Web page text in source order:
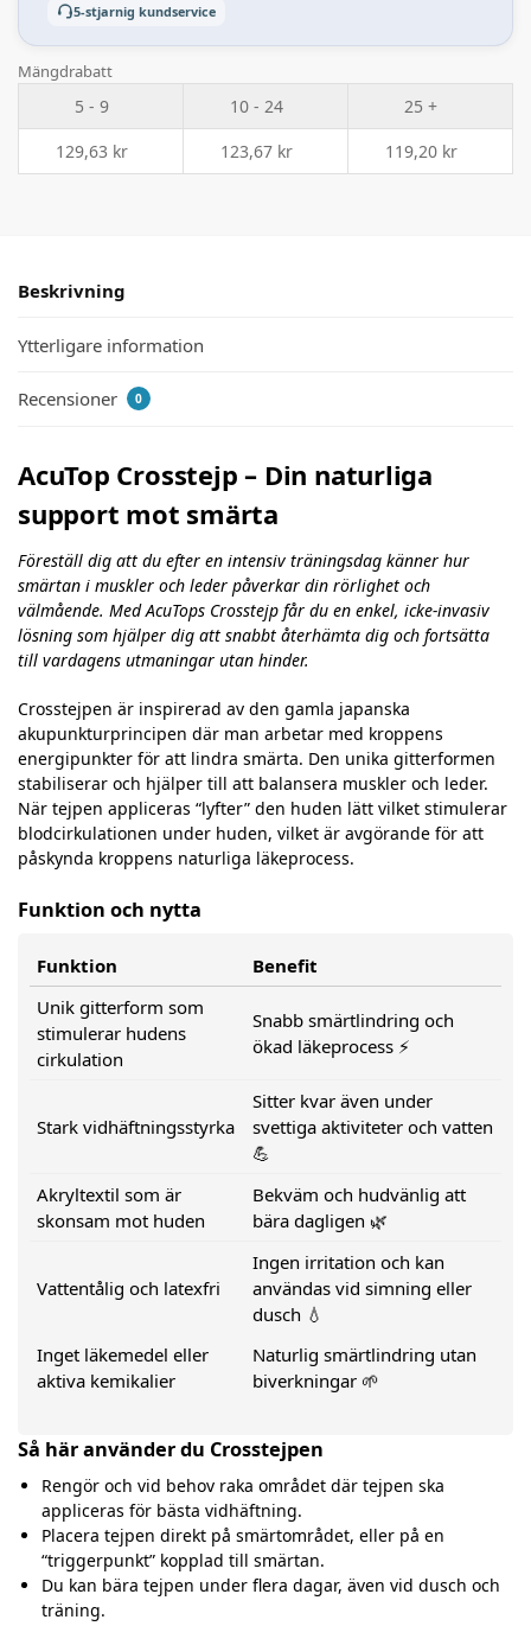
5-stjarnig kundservice
Mängdrabatt
5 - 9 10 - 24
25 +
129,63 kr 123,67 kr 119,20 kr
Beskrivning
Ytterligare information
Recensioner 0
AcuTop Crosstejp – Din naturliga
support mot smärta
Föreställ dig att du efter en intensiv träningsdag känner hur
smärtan i muskler och leder påverkar din rörlighet och
välmående. Med AcuTops Crosstejp får du en enkel, icke-invasiv
lösning som hjälper dig att snabbt återhämta dig och fortsätta
till vardagens utmaningar utan hinder.
Crosstejpen är inspirerad av den gamla japanska
akupunkturprincipen där man arbetar med kroppens
energipunkter för att lindra smärta. Den unika gitterformen
stabiliserar och hjälper till att balansera muskler och leder.
När tejpen appliceras “lyfter” den huden lätt vilket stimulerar
blodcirkulationen under huden, vilket är avgörande för att
påskynda kroppens naturliga läkeprocess.
Funktion och nytta
Funktion
Benefit
Unik gitterform som
stimulerar hudens
cirkulation
Snabb smärtlindring och
ökad läkeprocess ⚡️
Stark vidhäftningsstyrka
Sitter kvar även under
svettiga aktiviteter och vatten
💪
Akryltextil som är
skonsam mot huden
Bekväm och hudvänlig att
bära dagligen 🌿
Vattentålig och latexfri
Ingen irritation och kan
användas vid simning eller
dusch 💧
Inget läkemedel eller
aktiva kemikalier
Naturlig smärtlindring utan
biverkningar 🌱
Så här använder du Crosstejpen
Rengör och vid behov raka området där tejpen ska
appliceras för bästa vidhäftning.
Placera tejpen direkt på smärtområdet, eller på en
“triggerpunkt” kopplad till smärtan.
Du kan bära tejpen under flera dagar, även vid dusch och
träning.